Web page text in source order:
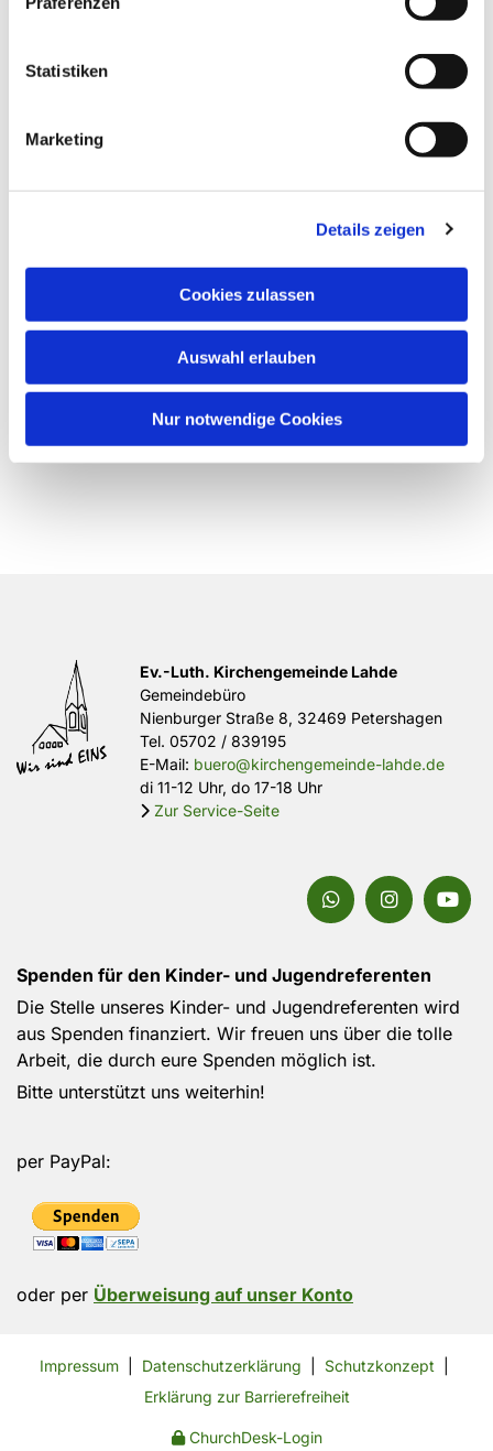
Statistiken
Marketing
Details zeigen
Cookies zulassen
Auswahl erlauben
Nur notwendige Cookies
Ev.-Luth. Kirchengemeinde Lahde
Gemeindebüro
Nienburger Straße 8, 32469 Petershagen
Tel. 05702 / 839195
E-Mail: buero@kirchengemeinde-lahde.de
di 11-12 Uhr, do 17-18 Uhr
 Zur Service-Seite
Spenden für den Kinder- und Jugendreferenten
Die Stelle unseres Kinder- und Jugendreferenten wird
aus Spenden finanziert. Wir freuen uns über die tolle
Arbeit, die durch eure Spenden möglich ist.
Bitte unterstützt uns weiterhin!
per PayPal:
oder per Überweisung auf unser Konto
Impressum Datenschutzerklärung Schutzkonzept
Erklärung zur Barrierefreiheit
ChurchDesk-Login